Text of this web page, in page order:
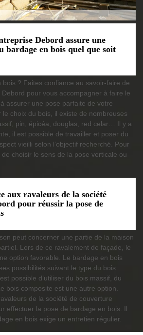
Debord assure une
bardage en bois quel que soit
bois ? Faites confiance au savoir-faire de
Debord pour vous accompagner à faire le
assurer une pose parfaite de votre
le choix du bois, il existe de nombreuses
pin, épicéa, douglas, red celar… Il y a
il est possible de travailler et poser du
vieilli selon l’objectif recherché. Pour
choisir le sens de la pose verticale ou
aux ravaleurs de la société
pour réussir la pose de
peut concerner une partie de la maison
Lors de ce ravalement de façade, le
option favorable. Le bardage en bois
possibilités suivant le type du bois
possible d’utiliser du bois massif, du
bois composite est une autre option.
de la société de couverture
effectuer la pose de bardage en bois. Il
en bois exige un entretien régulier.